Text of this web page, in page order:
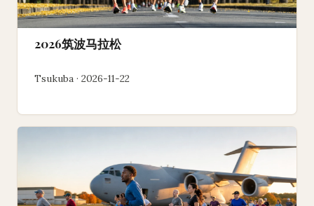
2026筑波马拉松
Tsukuba · 2026-11-22